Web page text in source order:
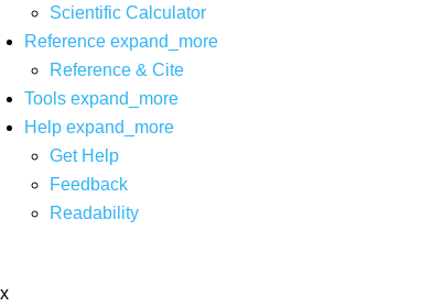
Scientific Calculator
Reference expand_more
Reference & Cite
Tools expand_more
Help expand_more
Get Help
Feedback
Readability
x